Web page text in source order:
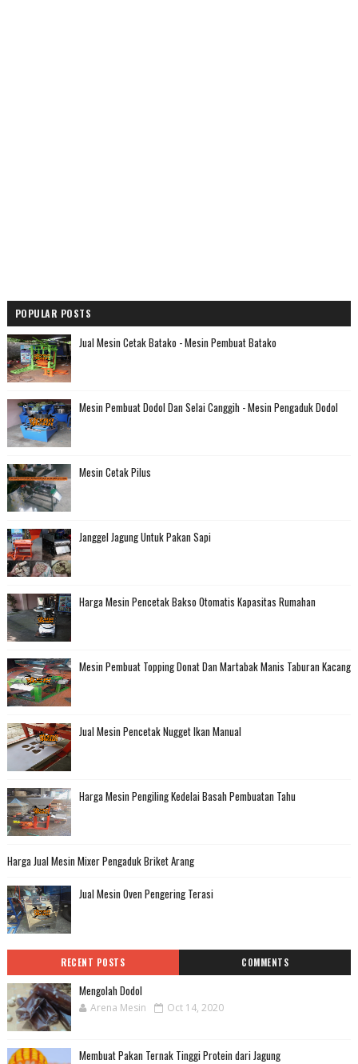
POPULAR POSTS
Jual Mesin Cetak Batako - Mesin Pembuat Batako
Mesin Pembuat Dodol Dan Selai Canggih - Mesin Pengaduk Dodol
Mesin Cetak Pilus
Janggel Jagung Untuk Pakan Sapi
Harga Mesin Pencetak Bakso Otomatis Kapasitas Rumahan
Mesin Pembuat Topping Donat Dan Martabak Manis Taburan Kacang
Jual Mesin Pencetak Nugget Ikan Manual
Harga Mesin Pengiling Kedelai Basah Pembuatan Tahu
Harga Jual Mesin Mixer Pengaduk Briket Arang
Jual Mesin Oven Pengering Terasi
RECENT POSTS COMMENTS
Mengolah Dodol
Arena Mesin Oct 14, 2020
Membuat Pakan Ternak Tinggi Protein dari Jagung